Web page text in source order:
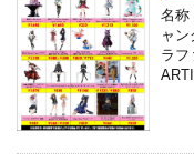
名称
ャ
ラフ